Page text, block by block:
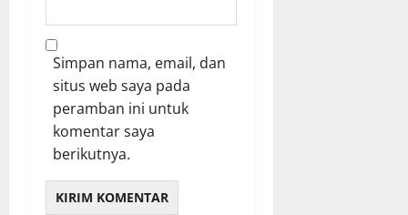
Simpan nama, email, dan
situs web saya pada
peramban ini untuk
komentar saya
berikutnya.